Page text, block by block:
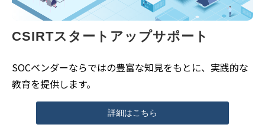
CSIRTスタートアップサポート
SOCベンダーならではの豊富な知見をもとに、実践的な
教育を提供します。
詳細はこちら